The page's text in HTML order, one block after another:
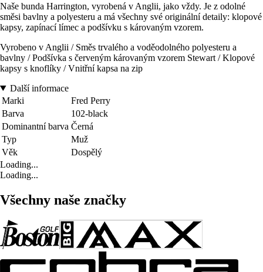
Naše bunda Harrington, vyrobená v Anglii, jako vždy. Je z odolné
směsi bavlny a polyesteru a má všechny své originální detaily: klopové
kapsy, zapínací límec a podšívku s károvaným vzorem.
Vyrobeno v Anglii / Směs trvalého a voděodolného polyesteru a
bavlny / Podšívka s červeným károvaným vzorem Stewart / Klopové
kapsy s knoflíky / Vnitřní kapsa na zip
Další informace
Marki
Fred Perry
Barva
102-black
Dominantní barva Černá
Typ
Muž
Věk
Dospělý
Loading...
Loading...
Všechny naše značky